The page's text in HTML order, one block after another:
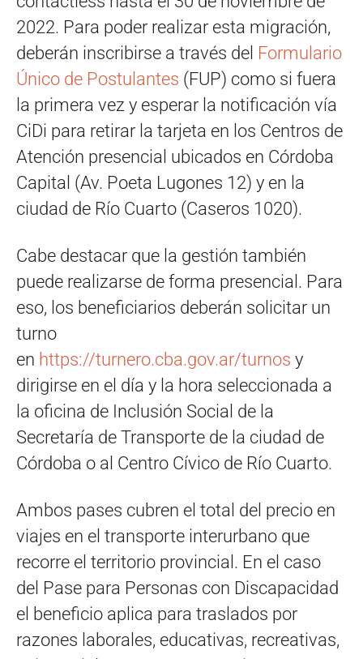
2022. Para poder realizar esta migración,
deberán inscribirse a través del Formulario
Único de Postulantes (FUP) como si fuera
la primera vez y esperar la notificación vía
CiDi para retirar la tarjeta en los Centros de
Atención presencial ubicados en Córdoba
Capital (Av. Poeta Lugones 12) y en la
ciudad de Río Cuarto (Caseros 1020).
Cabe destacar que la gestión también
puede realizarse de forma presencial. Para
eso, los beneficiarios deberán solicitar un
turno
en https://turnero.cba.gov.ar/turnos y
dirigirse en el día y la hora seleccionada a
la oficina de Inclusión Social de la
Secretaría de Transporte de la ciudad de
Córdoba o al Centro Cívico de Río Cuarto.
Ambos pases cubren el total del precio en
viajes en el transporte interurbano que
recorre el territorio provincial. En el caso
del Pase para Personas con Discapacidad
el beneficio aplica para traslados por
razones laborales, educativas, recreativas,